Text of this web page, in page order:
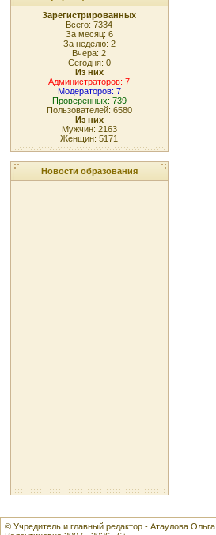
Зарегистрированных
Всего: 7334
За месяц: 6
За неделю: 2
Вчера: 2
Сегодня: 0
Из них
Администраторов: 7
Модераторов: 7
Проверенных: 739
Пользователей: 6580
Из них
Мужчин: 2163
Женщин: 5171
Новости образования
© Учредитель и главный редактор - Атаулова Ольга